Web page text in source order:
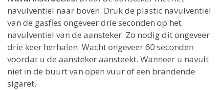
navulventiel naar boven. Druk de plastic navulventiel
van de gasfles ongeveer drie seconden op het
navulventiel van de aansteker. Zo nodig dit ongeveer
drie keer herhalen. Wacht ongeveer 60 seconden
voordat u de aansteker aansteekt. Wanneer u navult
niet in de buurt van open vuur of een brandende
sigaret.